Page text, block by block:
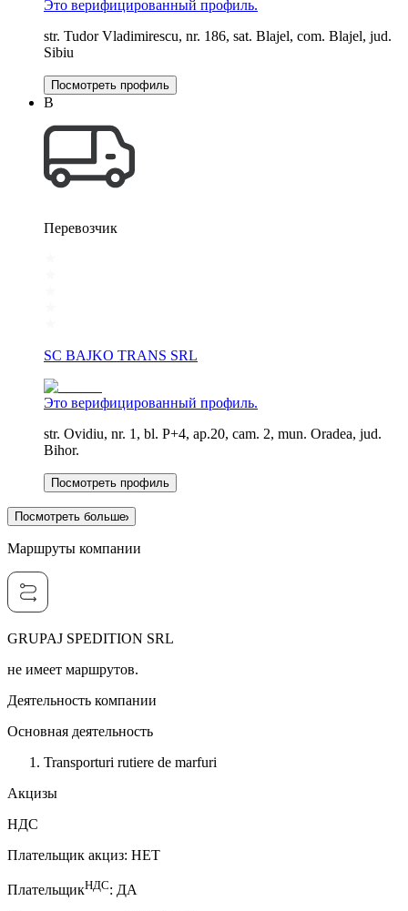
Это верифицированный профиль.
str. Tudor Vladimirescu, nr. 186, sat. Blajel, com. Blajel, jud.
Sibiu
Посмотреть профиль
B
Перевозчик
SC BAJKO TRANS SRL
Это верифицированный профиль.
str. Ovidiu, nr. 1, bl. P+4, ap.20, cam. 2, mun. Oradea, jud.
Bihor.
Посмотреть профиль
Посмотреть больше
Маршруты компании
GRUPAJ SPEDITION SRL
не имеет маршрутов.
Деятельность компании
Основная деятельность
Transporturi rutiere de marfuri
Акцизы
НДС
Плательщик акциз: НЕТ
ПлательщикНДС: ДА